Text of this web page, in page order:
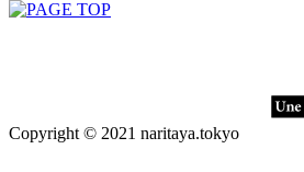
Copyright © 2021 naritaya.tokyo